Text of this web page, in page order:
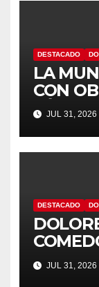
DESTACADO
LA
CON
JUL 31, 2026
DESTACADO
FUE
JUL 31, 2026